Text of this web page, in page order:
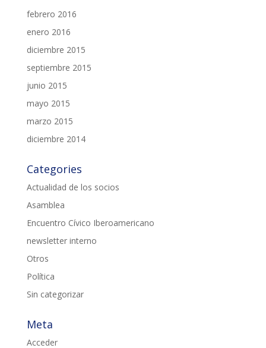
febrero 2016
enero 2016
diciembre 2015
septiembre 2015
junio 2015
mayo 2015
marzo 2015
diciembre 2014
Categories
Actualidad de los socios
Asamblea
Encuentro Cívico Iberoamericano
newsletter interno
Otros
Política
Sin categorizar
Meta
Acceder